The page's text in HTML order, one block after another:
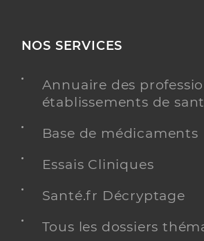
NOS SERVICES
Annuaire des
établissements de
Base de médicaments
Essais Cliniques
Santé.fr Décryptage
Tous les dossiers